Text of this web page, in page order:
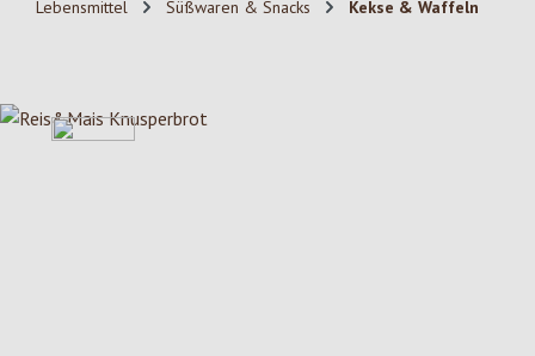
Lebensmittel Süßwaren & Snacks Kekse & Waffeln
Bildergalerie überspringen